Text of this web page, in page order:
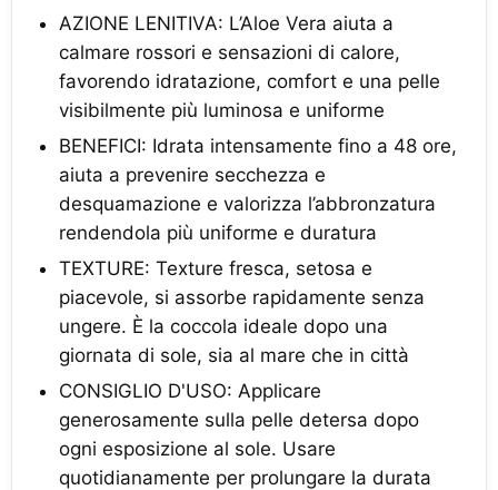
AZIONE LENITIVA: L’Aloe Vera aiuta a
calmare rossori e sensazioni di calore,
favorendo idratazione, comfort e una pelle
visibilmente più luminosa e uniforme
BENEFICI: Idrata intensamente fino a 48 ore,
aiuta a prevenire secchezza e
desquamazione e valorizza l’abbronzatura
rendendola più uniforme e duratura
TEXTURE: Texture fresca, setosa e
piacevole, si assorbe rapidamente senza
ungere. È la coccola ideale dopo una
giornata di sole, sia al mare che in città
CONSIGLIO D'USO: Applicare
generosamente sulla pelle detersa dopo
ogni esposizione al sole. Usare
quotidianamente per prolungare la durata